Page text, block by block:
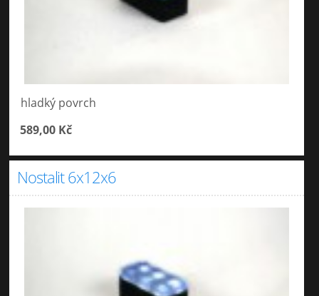
hladký povrch
589,00 Kč
Nostalit 6x12x6